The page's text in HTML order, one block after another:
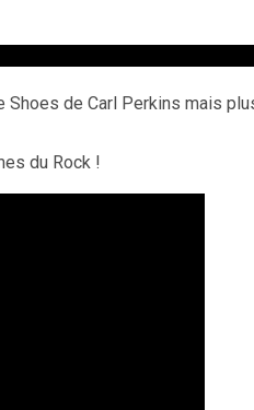
Shoes de Carl Perkins mais
du Rock !